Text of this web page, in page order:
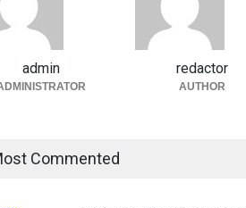
admin redactor
AUTHOR
Commented